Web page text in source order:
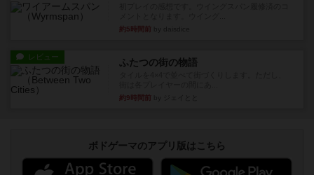
約5時間前
レビュー ふたつの街の物語
約9時間前
ボドゲーマのアプリ版はこちら